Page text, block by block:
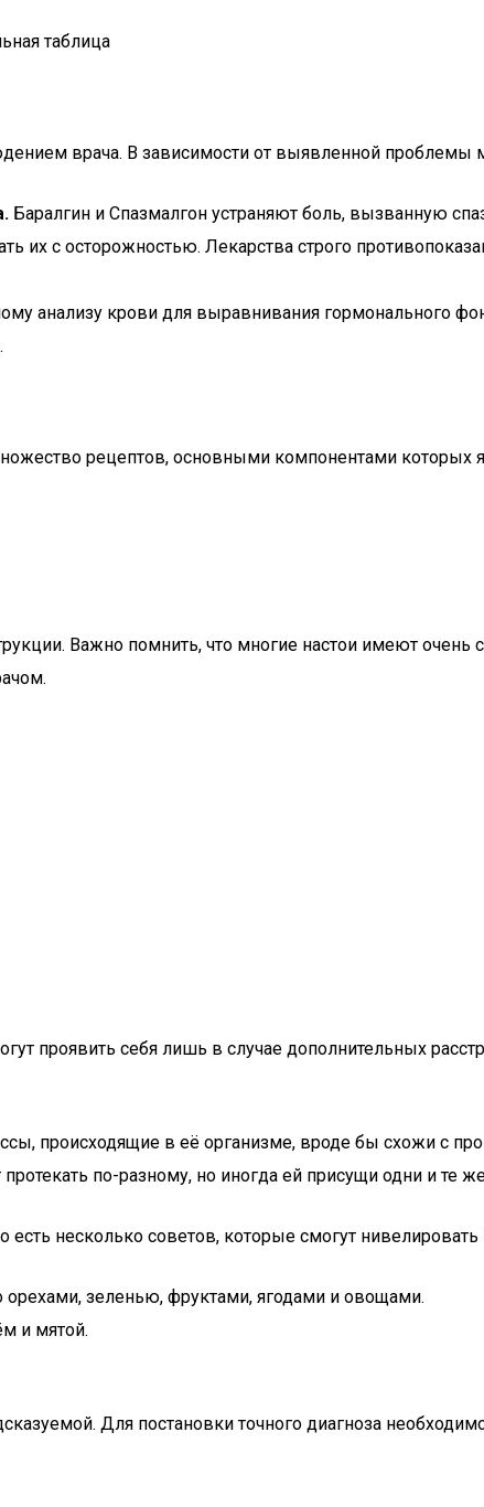
таблица
врача. В зависимости от выявленной
Баралгин и Спазмалгон устраняют боль, вызванную
их с осторожностью. Лекарства строго
анализу крови для выравнивания гормонального
рецептов, основными компонентами которых
Важно помнить, что многие настои имеют
проявить себя лишь в случае дополнительных
происходящие в её организме, вроде бы схожи с
по-разному, но иногда ей присущи одни и те
несколько советов, которые смогут
орехами, зеленью, фруктами, ягодами и овощами.
и мятой.
Для постановки точного диагноза